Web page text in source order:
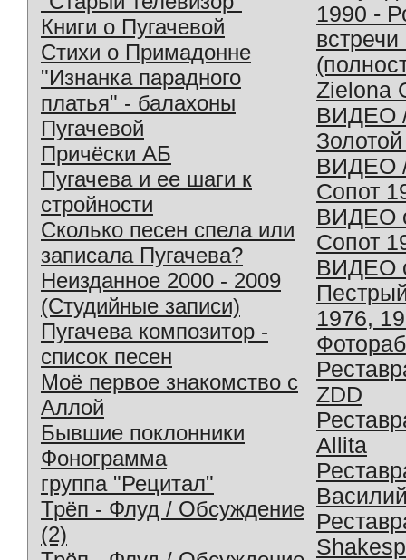
Книги о Пугачевой
Стихи о Примадонне
"Изнанка парадного
платья" - балахоны
Пугачевой
Причёски АБ
Пугачева и ее шаги к
стройности
Сколько песен спела или
записала Пугачева?
Неизданное 2000 - 2009
(Студийные записи)
Пугачева композитор -
список песен
Моё первое знакомство с
Аллой
Бывшие поклонники
Фонограмма
группа "Рецитал"
Трёп - Флуд / Обсуждение
(2)
1990 -
Zielona
ВИДЕО
ВИДЕО
Сопот
ВИДЕО
Сопот
ВИДЕО
1976,
ZDD
Allita